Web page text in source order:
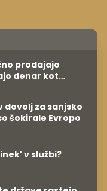
prodajajo
denar kot
dovolj za sanjsko
šokirale Evropo
v službi?